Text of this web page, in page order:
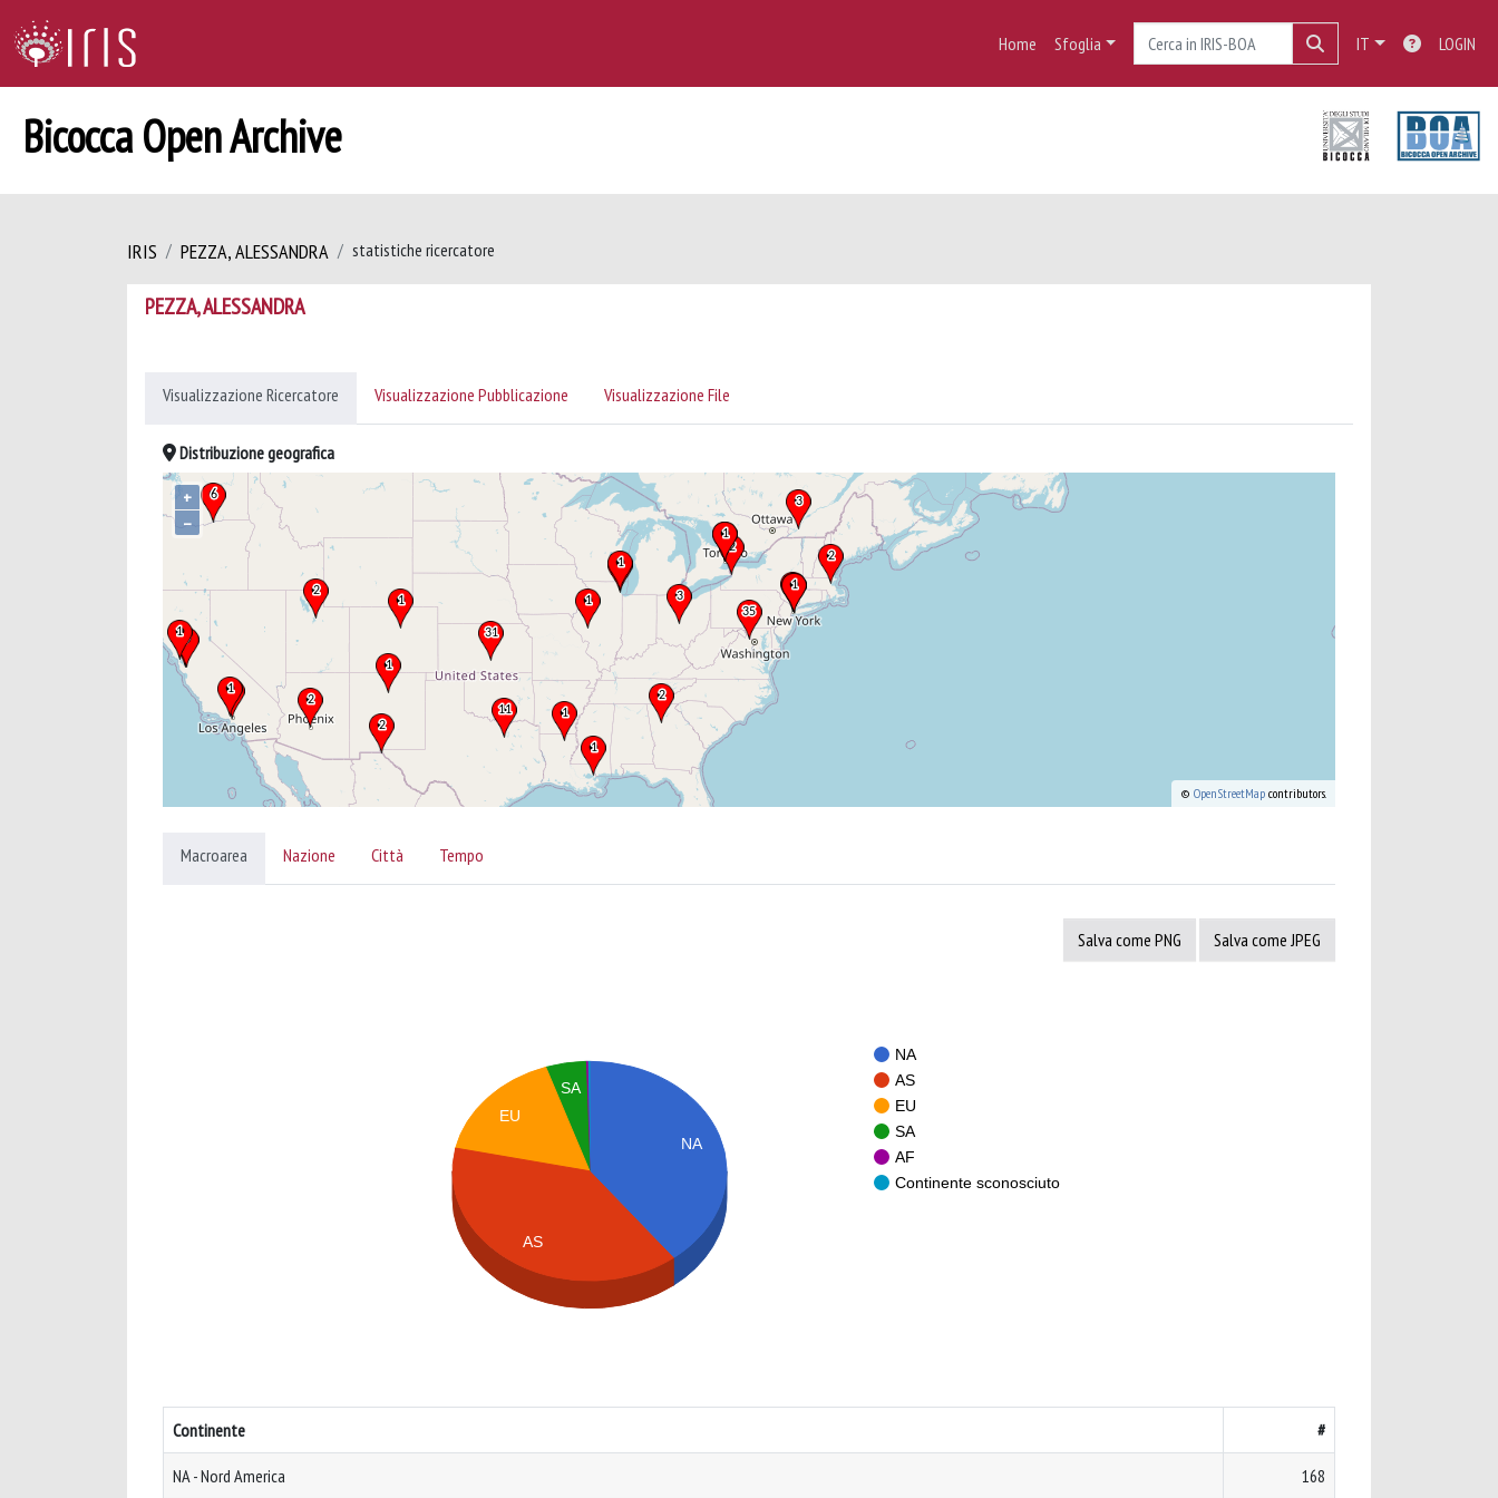
Home Sfoglia IT LOGIN
Bicocca Open Archive
IRIS PEZZA, ALESSANDRA statistiche ricercatore
PEZZA, ALESSANDRA
Visualizzazione Ricercatore Visualizzazione Pubblicazione Visualizzazione File
Distribuzione geografica
+
–
© OpenStreetMap contributors.
Macroarea Nazione Città Tempo
Salva come PNG Salva come JPEG
NA
AS
EU
SA
AF
Continente sconosciuto
NA
SA
EU
AS
Continente #
NA - Nord America 168